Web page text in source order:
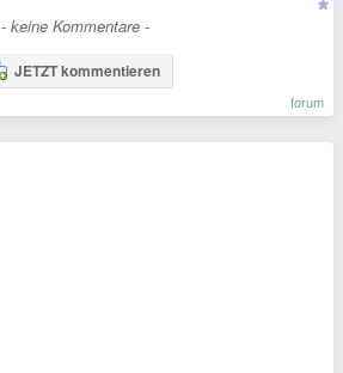
- keine Kommentare -
JETZT kommentieren
forum